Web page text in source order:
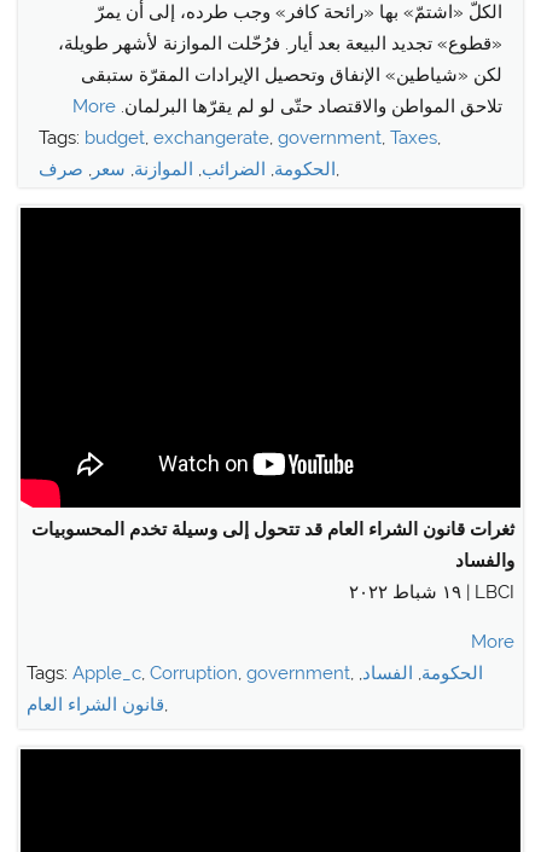
الكلّ «اشتمّ» بها «رائحة كافر» وجب طرده، إلى أن يمرّ
«قطوع» تجديد البيعة بعد أيار. فرُحّلت الموازنة لأشهر طويلة،
لكن «شياطين» الإنفاق وتحصيل الإيرادات المقرّة ستبقى
تلاحق المواطن والاقتصاد حتّى لو لم يقرّها البرلمان.
Tags: budget, exchangerate, government, Taxes,
الحكومة, الضرائب, الموازنة, سعر , صرف ,
ثغرات قانون الشراء العام قد تتحول إلى وسيلة تخدم المحسوبيات
والفساد
LBCI | ١٩ شباط ٢٠٢٢
More
Tags: Apple_c, Corruption, government, الحكومة, الفساد,
قانون الشراء العام,